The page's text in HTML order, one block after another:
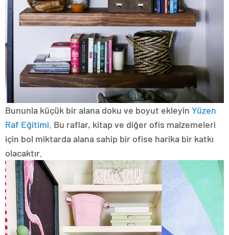
Bununla küçük bir alana doku ve boyut ekleyin Yüzen
Raf Eğitimi. Bu raflar, kitap ve diğer ofis malzemeleri
için bol miktarda alana sahip bir ofise harika bir katkı
olacaktır.